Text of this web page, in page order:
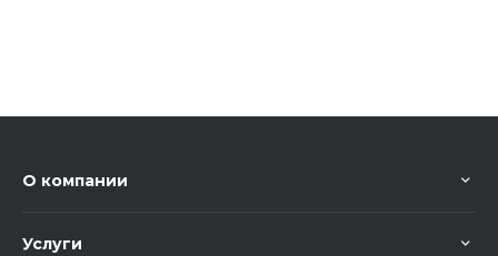
О компании
Услуги